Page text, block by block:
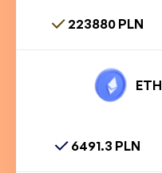
223880 PLN
ETH
6491.3 PLN